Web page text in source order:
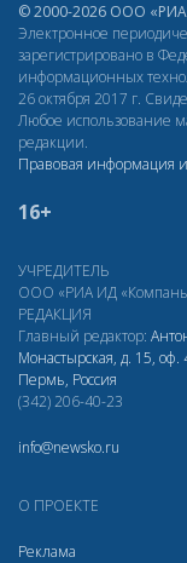
© 2000-2026 ООО
Электронное
зарегистрировано в
информационных
26 октября 2017 г.
Любое использование
редакции.
Правовая информация
16+
УЧРЕДИТЕЛЬ
ООО «РИА ИД
РЕДАКЦИЯ
Главный редактор:
Монастырская, д. 15, оф.
Пермь, Россия
(342) 206-40-23
info@newsko.ru
О ПРОЕКТЕ
Реклама